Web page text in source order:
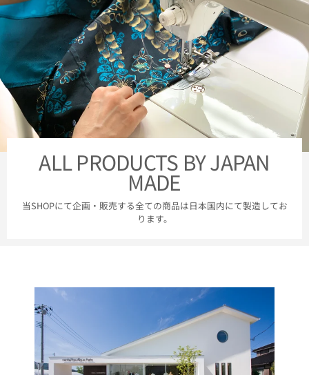
ALL PRODUCTS BY JAPAN
MADE
当SHOPにて企画・販売する全ての商品は日本国内にて製造してお
ります。